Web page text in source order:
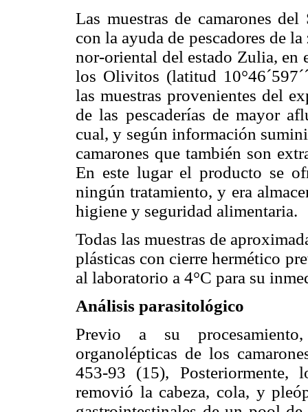
Las muestras de camarones
con la ayuda de pescadores de
nor-oriental del estado Zulia, en
los Olivitos (latitud
las muestras provenientes del
de las pescaderías de mayor
cual, y según información
camarones que también son
En este lugar el producto se
ningún tratamiento, y era
higiene y seguridad alimentaria.
Todas las muestras de
plásticas con cierre hermético
al laboratorio a 4°C para su
Análisis parasitológico
Previo a su
organolépticas de los
453-93 (15), Posteriormente,
removió la cabeza, cola, y